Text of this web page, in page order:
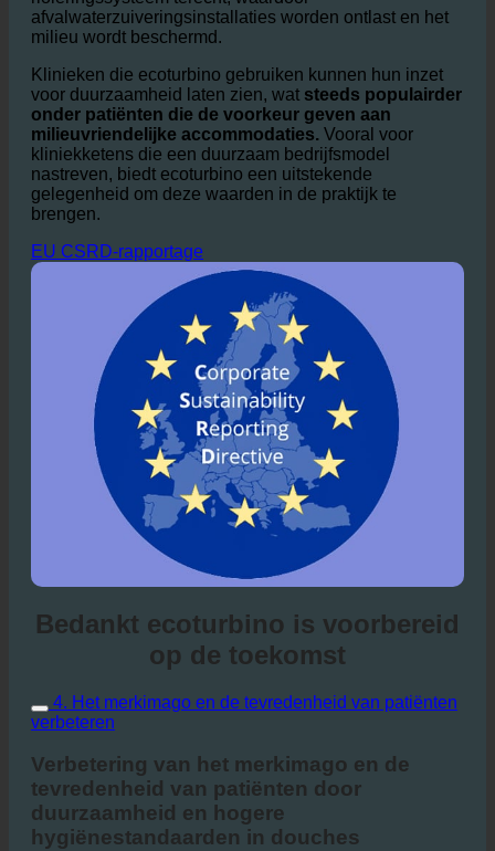
van broeikasgassen.Door het afvalwater te
verminderen, komt er ook minder afvalwater in het
rioleringssysteem terecht, waardoor
afvalwaterzuiveringsinstallaties worden ontlast en het
milieu wordt beschermd.
Klinieken die ecoturbino gebruiken kunnen hun inzet
voor duurzaamheid laten zien, watsteeds populairder
onder patiënten die de voorkeur geven aan
milieuvriendelijke accommodaties.Vooral voor
kliniekketens die een duurzaam bedrijfsmodel
nastreven, biedt ecoturbino een uitstekende
gelegenheid om deze waarden in de praktijk te
brengen.
EU CSRD-rapportage
Bedankt ecoturbino is voorbereid
op de toekomst
verbeteren
Verbetering van het merkimago en de
tevredenheid van patiënten door